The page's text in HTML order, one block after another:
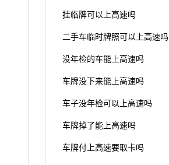
挂临牌可以上高速吗
二手车临时牌照可以上高速吗
没年检的车能上高速吗
车牌没下来能上高速吗
车子没年检可以上高速吗
车牌掉了能上高速吗
车牌付上高速要取卡吗